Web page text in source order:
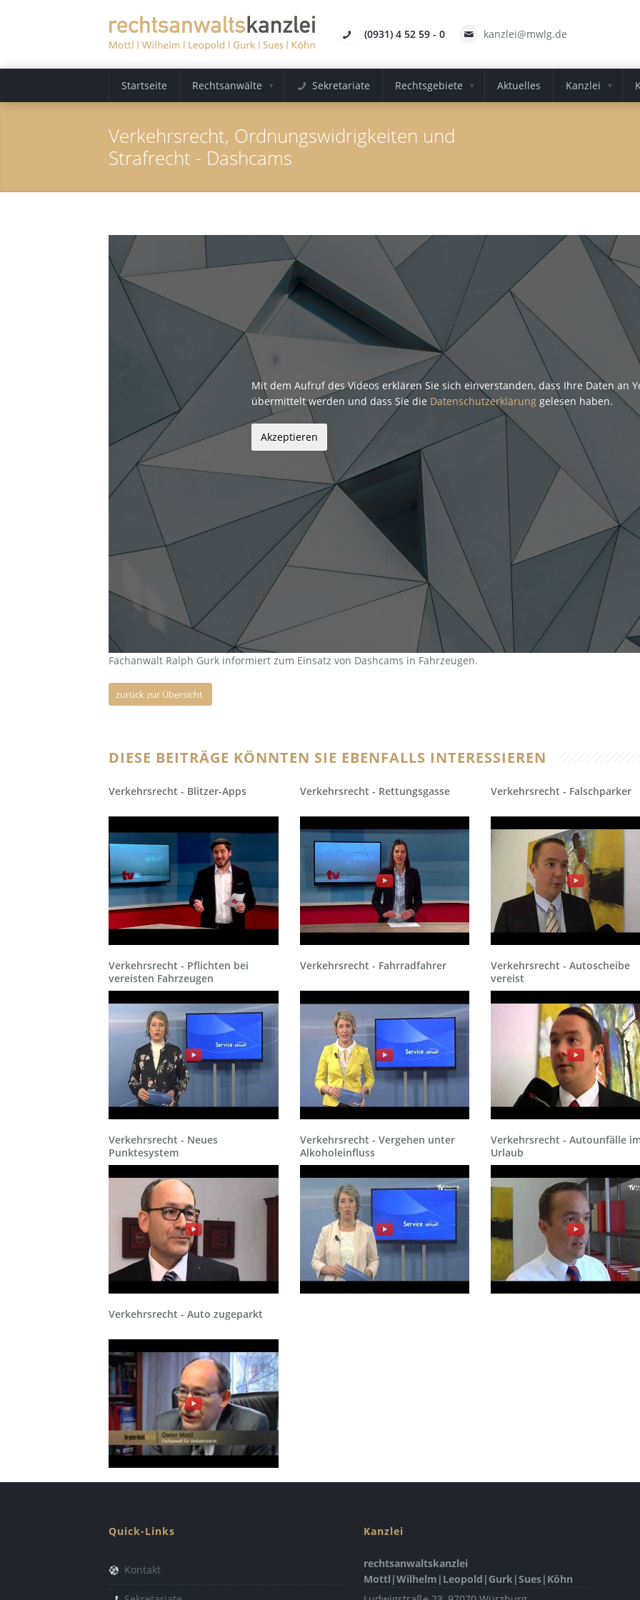
(0931) 4 52 59 - 0 kanzlei@mwlg.de
Startseite Rechtsanwälte Sekretariate Rechtsgebiete Aktuelles Kanzlei
Verkehrsrecht, Ordnungswidrigkeiten und
Strafrecht - Dashcams
Mit dem Aufruf des Videos erklären Sie sich einverstanden, dass Ihre Daten an
übermittelt werden und dass Sie die Datenschutzerklärung gelesen haben.
Fachanwalt Ralph Gurk informiert zum Einsatz von Dashcams in Fahrzeugen.
zurück zur Übersicht
DIESE BEITRÄGE KÖNNTEN SIE EBENFALLS INTERESSIEREN
Verkehrsrecht - Blitzer-Apps Verkehrsrecht - Rettungsgasse Verkehrsrecht - Falschparker
Verkehrsrecht - Pflichten bei
vereisten Fahrzeugen
Verkehrsrecht - Fahrradfahrer
Verkehrsrecht - Autoscheibe
vereist
Verkehrsrecht - Neues
Punktesystem
Verkehrsrecht - Vergehen unter
Alkoholeinfluss
Verkehrsrecht - Autounfälle
Urlaub
Verkehrsrecht - Auto zugeparkt
Quick-Links
Kontakt
Kanzlei
rechtsanwaltskanzlei
Mottl|Wilhelm|Leopold|Gurk|Sues|Köhn